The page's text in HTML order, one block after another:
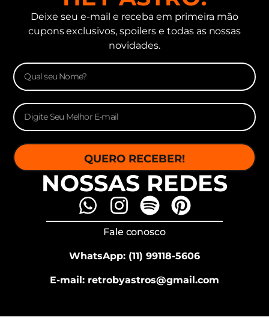
Deixe seu e-mail e receba em primeira mão
cupons exclusivos, spoilers e todas as nossas
novidades.
QUERO RECEBER!
NOSSAS REDES
Fale conosco
WhatsApp: (11) 99118-5606
E-mail: retrobyastros@gmail.com